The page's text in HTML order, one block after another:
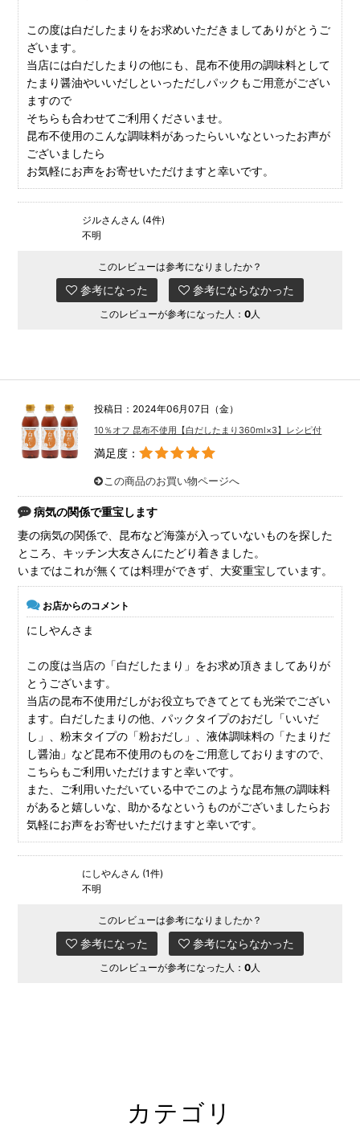
この度は白だしたまりをお求めいただきましてありがとうご
ざいます。
当店には白だしたまりの他にも、昆布不使用の調味料として
たまり醤油やいいだしといっただしパックもご用意がござい
ますので
そちらも合わせてご利用くださいませ。
昆布不使用のこんな調味料があったらいいなといったお声が
ございましたら
お気軽にお声をお寄せいただけますと幸いです。
ジルさんさん (4件)
不明
このレビューは参考になりましたか？
参考になった 参考にならなかった
このレビューが参考になった人： 0人
投稿日：2024年06月07日（金）
10％オフ 昆布不使用【白だしたまり360ml×3】レシピ付
満足度：
この商品のお買い物ページへ
病気の関係で重宝します
妻の病気の関係で、昆布など海藻が入っていないものを探した
ところ、キッチン大友さんにたどり着きました。
いまではこれが無くては料理ができず、大変重宝しています。
お店からのコメント
にしやんさま
この度は当店の「白だしたまり」をお求め頂きましてありが
とうございます。
当店の昆布不使用だしがお役立ちできてとても光栄でござい
ます。白だしたまりの他、パックタイプのおだし「いいだ
し」、粉末タイプの「粉おだし」、液体調味料の「たまりだ
し醤油」など昆布不使用のものをご用意しておりますので、
こちらもご利用いただけますと幸いです。
また、ご利用いただいている中でこのような昆布無の調味料
があると嬉しいな、助かるなというものがございましたらお
気軽にお声をお寄せいただけますと幸いです。
にしやんさん (1件)
不明
このレビューは参考になりましたか？
参考になった 参考にならなかった
このレビューが参考になった人： 0人
カテゴリ